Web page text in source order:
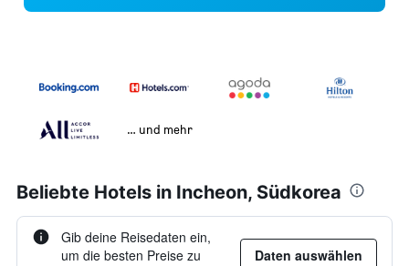
… und mehr
Beliebte Hotels in Incheon, Südkorea
Gib deine Reisedaten ein,
um die besten Preise zu
Daten auswählen